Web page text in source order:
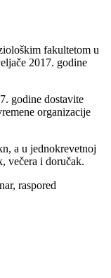
fakultetom u
2017. godine
godine dostavite
organizacije
a u jednokrevetnoj
večera i doručak.
raspored